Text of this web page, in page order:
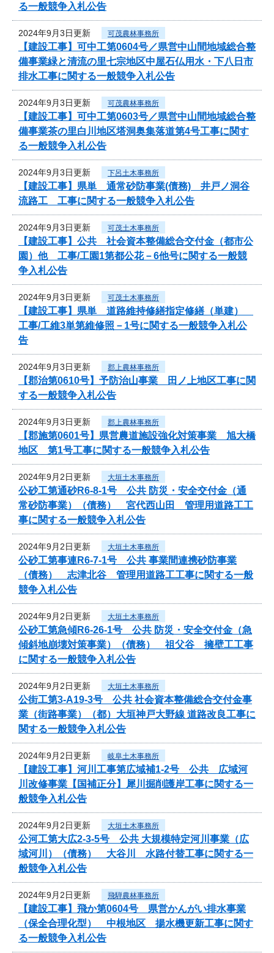
る一般競争入札公告
2024年9月3日更新 可茂農林事務所
【建設工事】可中工第0604号／県営中山間地域総合整
備事業緑と清流の里七宗地区中屋石仏用水・下八日市
排水工事に関する一般競争入札公告
2024年9月3日更新 可茂農林事務所
【建設工事】可中工第0603号／県営中山間地域総合整
備事業茶の里白川地区塔洞奥集落道第4号工事に関す
る一般競争入札公告
2024年9月3日更新 下呂土木事務所
【建設工事】県単 通常砂防事業(債務) 井戸ノ洞谷
流路工 工事に関する一般競争入札公告
2024年9月3日更新 可茂土木事務所
【建設工事】公共 社会資本整備総合交付金（都市公
園）他 工事/工園1第都公花－6他号に関する一般競
争入札公告
2024年9月3日更新 可茂土木事務所
【建設工事】県単 道路維持修繕指定修繕（単建）
工事/工維3単第維修照－1号に関する一般競争入札公
告
2024年9月3日更新 郡上農林事務所
【郡治第0610号】予防治山事業 田ノ上地区工事に関
する一般競争入札公告
2024年9月3日更新 郡上農林事務所
【郡施第0601号】県営農道施設強化対策事業 旭大橋
地区 第1号工事に関する一般競争入札公告
2024年9月2日更新 大垣土木事務所
公砂工第通砂R6-8-1号 公共 防災・安全交付金（通
常砂防事業）（債務） 宮代西山田 管理用道路工工
事に関する一般競争入札公告
2024年9月2日更新 大垣土木事務所
公砂工第事連R6-7-1号 公共 事業間連携砂防事業
（債務） 志津北谷 管理用道路工工事に関する一般
競争入札公告
2024年9月2日更新 大垣土木事務所
公砂工第急傾R6-26-1号 公共 防災・安全交付金（急
傾斜地崩壊対策事業）（債務） 祖父谷 擁壁工工事
に関する一般競争入札公告
2024年9月2日更新 大垣土木事務所
公街工第3-A19-3号 公共 社会資本整備総合交付金事
業（街路事業）（都）大垣神戸大野線 道路改良工事に
関する一般競争入札公告
2024年9月2日更新 岐阜土木事務所
【建設工事】河川工事第広域補1-2号 公共 広域河
川改修事業【国補正分】犀川掘削護岸工事に関する一
般競争入札公告
2024年9月2日更新 大垣土木事務所
公河工第大広2-3-5号 公共 大規模特定河川事業（広
域河川）（債務） 大谷川 水路付替工事に関する一
般競争入札公告
2024年9月2日更新 飛騨農林事務所
【建設工事】飛か第0604号 県営かんがい排水事業
（保全合理化型） 中根地区 揚水機更新工事に関す
る一般競争入札公告